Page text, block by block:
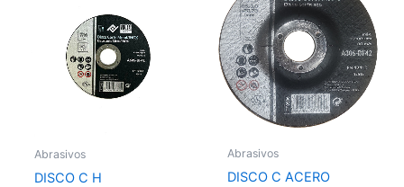
Abrasivos
DISCO C H
Abrasivos
DISCO C ACERO